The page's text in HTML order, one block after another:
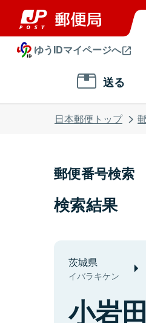
ゆうIDマイページへ
送る
日本郵便トップ
郵便番号検索
検索結果
茨城県
イバラキケン
小岩